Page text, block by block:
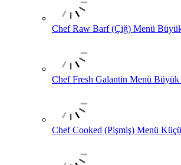
Chef Raw Barf (Çiğ) Menü
Chef Fresh Galantin Menü
Chef Cooked (Pişmiş) Menü